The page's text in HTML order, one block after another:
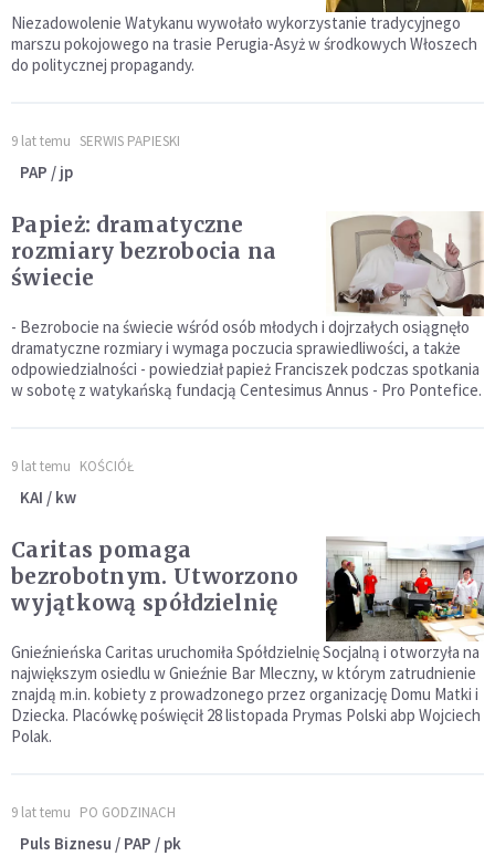
Niezadowolenie Watykanu wywołało wykorzystanie tradycyjnego
marszu pokojowego na trasie Perugia-Asyż w środkowych Włoszech
do politycznej propagandy.
9 lat temu SERWIS PAPIESKI
PAP / jp
Papież: dramatyczne
rozmiary bezrobocia na
świecie
- Bezrobocie na świecie wśród osób młodych i dojrzałych osiągnęło
dramatyczne rozmiary i wymaga poczucia sprawiedliwości, a także
odpowiedzialności - powiedział papież Franciszek podczas spotkania
w sobotę z watykańską fundacją Centesimus Annus - Pro Pontefice.
9 lat temu KOŚCIÓŁ
KAI / kw
Caritas pomaga
bezrobotnym. Utworzono
wyjątkową spółdzielnię
Gnieźnieńska Caritas uruchomiła Spółdzielnię Socjalną i otworzyła na
największym osiedlu w Gnieźnie Bar Mleczny, w którym zatrudnienie
znajdą m.in. kobiety z prowadzonego przez organizację Domu Matki i
Dziecka. Placówkę poświęcił 28 listopada Prymas Polski abp Wojciech
Polak.
9 lat temu PO GODZINACH
Puls Biznesu / PAP / pk